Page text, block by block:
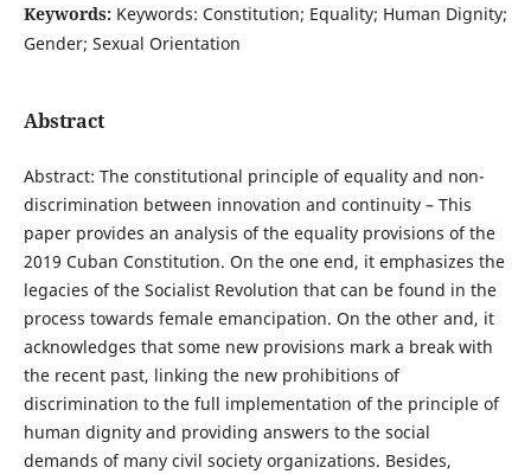
Keywords: Keywords: Constitution; Equality; Human Dignity;
Gender; Sexual Orientation
Abstract
Abstract: The constitutional principle of equality and non-
discrimination between innovation and continuity – This
paper provides an analysis of the equality provisions of the
2019 Cuban Constitution. On the one end, it emphasizes the
legacies of the Socialist Revolution that can be found in the
process towards female emancipation. On the other and, it
acknowledges that some new provisions mark a break with
the recent past, linking the new prohibitions of
discrimination to the full implementation of the principle of
human dignity and providing answers to the social
demands of many civil society organizations. Besides,